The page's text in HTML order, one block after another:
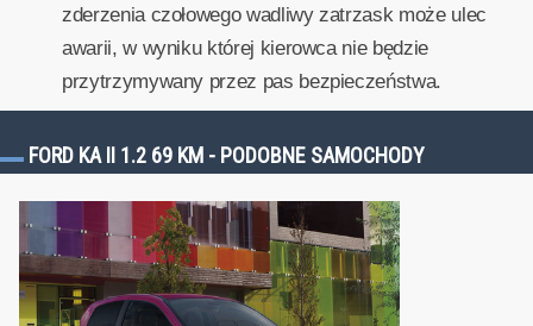
zderzenia czołowego wadliwy zatrzask może ulec
awarii, w wyniku której kierowca nie będzie
przytrzymywany przez pas bezpieczeństwa.
FORD KA II 1.2 69 KM - PODOBNE SAMOCHODY